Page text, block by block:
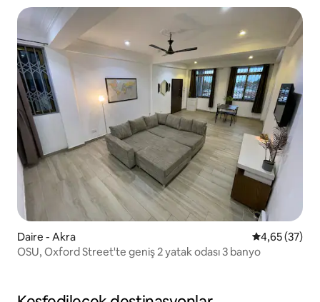
Daire - Akra 5 üzerinden
4,65 (37)
OSU, Oxford Street'te geniş 2 yatak odası 3 banyo